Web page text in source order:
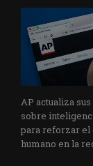
AP actualiza
sobre
para reforzar el
humano en la